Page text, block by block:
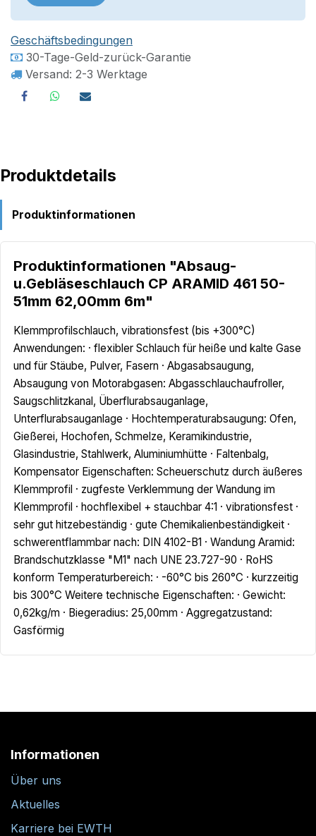
Geschäftsbedingungen
30-Tage-Geld-zurück-Garantie
Versand: 2-3 Werktage
Produktdetails
Produktinformationen
Produktinformationen "Absaug-
u.Gebläseschlauch CP ARAMID 461 50-
51mm 62,00mm 6m"
Klemmprofilschlauch, vibrationsfest (bis +300°C)
Anwendungen: · flexibler Schlauch für heiße und kalte Gase
und für Stäube, Pulver, Fasern · Abgasabsaugung,
Absaugung von Motorabgasen: Abgasschlauchaufroller,
Saugschlitzkanal, Überflurabsauganlage,
Unterflurabsauganlage · Hochtemperaturabsaugung: Ofen,
Gießerei, Hochofen, Schmelze, Keramikindustrie,
Glasindustrie, Stahlwerk, Aluminiumhütte · Faltenbalg,
Kompensator Eigenschaften: Scheuerschutz durch äußeres
Klemmprofil · zugfeste Verklemmung der Wandung im
Klemmprofil · hochflexibel + stauchbar 4:1 · vibrationsfest ·
sehr gut hitzebeständig · gute Chemikalienbeständigkeit ·
schwerentflammbar nach: DIN 4102-B1 · Wandung Aramid:
Brandschutzklasse "M1" nach UNE 23.727-90 · RoHS
konform Temperaturbereich: · -60°C bis 260°C · kurzzeitig
bis 300°C Weitere technische Eigenschaften: · Gewicht:
0,62kg/m · Biegeradius: 25,00mm · Aggregatzustand:
Gasförmig
Informationen
Über uns
Aktuelles
Karriere bei EWTH